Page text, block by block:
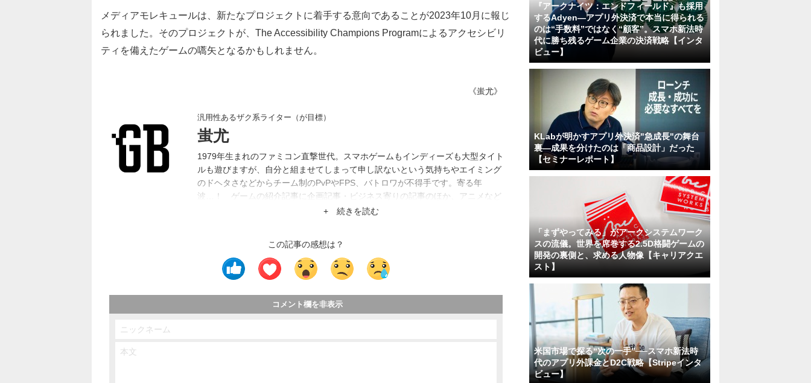
メディアモレキュールは、新たなプロジェクトに着手する意向であることが2023年10月に報じ
られました。そのプロジェクトが、The Accessibility Champions Programによるアクセシビリ
ティを備えたゲームの嚆矢となるかもしれません。
《蚩尤》
汎用性あるザク系ライター（が目標）
蚩尤
1979年生まれのファミコン直撃世代。スマホゲームもインディーズも大型タイト
ルも遊びますが、自分と組ませてしまって申し訳ないという気持ちやエイミング
のドヘタさなどからチーム制のPvPやFPS、バトロワが不得手です。寄る年
波…！ ゲームの紹介記事に企画記事・ビジネス寄りの記事のほか、アニメなど
他業種の記事もやれそうだと判断した案件はなんでも請けています。任天堂『ガ
+ 続きを読む
この記事の感想は？
コメント欄を非表示
『アークナイツ：エンドフィールド』も採用
するAdyen―アプリ外決済で本当に得られる
のは“手数料”ではなく“顧客”。スマホ新法時
代に勝ち残るゲーム企業の決済戦略【インタ
ビュー】
KLabが明かすアプリ外決済"急成長"の舞台
裏―成果を分けたのは「商品設計」だった
【セミナーレポート】
「まずやってみる」がアークシステムワーク
スの流儀。世界を席巻する2.5D格闘ゲームの
開発の裏側と、求める人物像【キャリアクエ
スト】
米国市場で探る“次の一手”──スマホ新法時
代のアプリ外課金とD2C戦略【Stripeインタ
ビュー】